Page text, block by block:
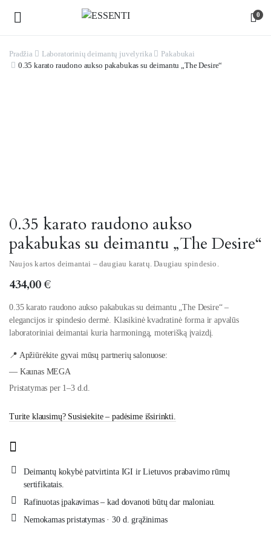
0
Pradžia Laboratorinių deimantų juvelyrika
Pakabukai
0.35 karato raudono aukso pakabukas su deimantu „The Desire“
0.35 karato raudono aukso
pakabukas su deimantu „The Desire“
Naujos kartos deimantai – daugiau karatų. Daugiau spindesio.
434,00€
0.35 karato raudono aukso pakabukas su deimantu „The Desire“ –
elegancijos ir spindesio dermė. Klasikinė kvadratinė forma ir apvalūs
laboratoriniai deimantai kuria harmoningą, moterišką įvaizdį.
📍 Apžiūrėkite gyvai mūsų partnerių salonuose:
— Kaunas MEGA
Pristatymas per 1–3 d.d.
Turite klausimų? Susisiekite – padėsime išsirinkti.
Deimantų kokybė patvirtinta IGI ir Lietuvos prabavimo rūmų
sertifikatais.
Rafinuotas įpakavimas – kad dovanoti būtų dar maloniau.
Nemokamas pristatymas · 30 d. grąžinimas